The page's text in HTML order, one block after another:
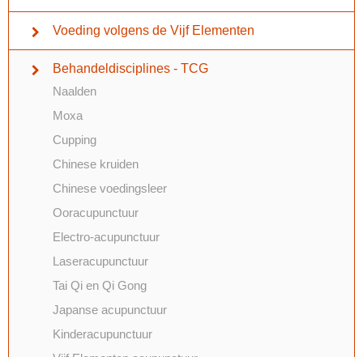
Voeding volgens de Vijf Elementen
Behandeldisciplines - TCG
Naalden
Moxa
Cupping
Chinese kruiden
Chinese voedingsleer
Ooracupunctuur
Electro-acupunctuur
Laseracupunctuur
Tai Qi en Qi Gong
Japanse acupunctuur
Kinderacupunctuur